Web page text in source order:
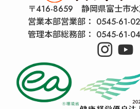
〒416-8659 静岡県富士市
営業本部営業部： 0545-61-
管理本部総務部： 0545-61-